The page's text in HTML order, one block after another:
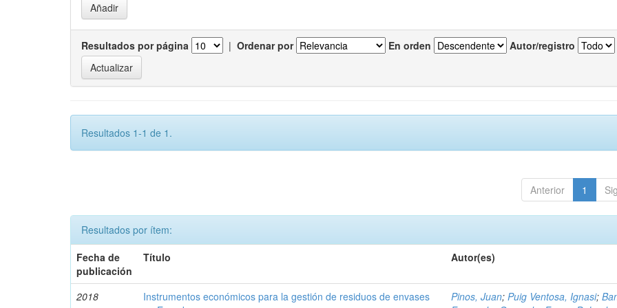
Resultados por página | Ordenar por En orden Autor/registro
Resultados 1-1 de 1.
Anterior 1
Resultados por ítem:
Fecha de
publicación
Título Autor(es)
2018
Instrumentos económicos para la gestión de residuos de envases
Pinos, Juan;Puig Ventosa, Ignasi;